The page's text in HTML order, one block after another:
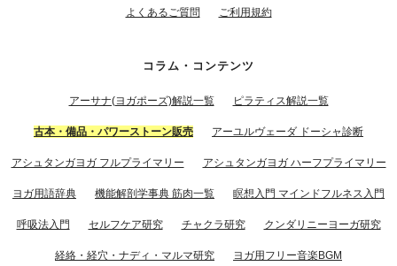
よくあるご質問 ご利用規約
コラム・コンテンツ
アーサナ(ヨガポーズ)解説一覧 ピラティス解説一覧
古本・備品・パワーストーン販売 アーユルヴェーダ ドーシャ診断
アシュタンガヨガ フルプライマリー アシュタンガヨガ ハーフプライマリー
ヨガ用語辞典 機能解剖学事典 筋肉一覧 瞑想入門 マインドフルネス入門
呼吸法入門 セルフケア研究 チャクラ研究 クンダリニーヨーガ研究
経絡・経穴・ナディ・マルマ研究 ヨガ用フリー音楽BGM